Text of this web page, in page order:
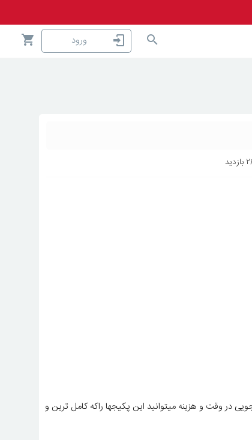
ورود
بازدید
در وقت و هزینه میتوانید این پکیجها راکه کامل ترین و